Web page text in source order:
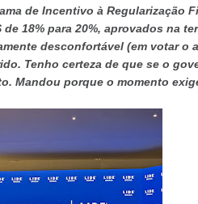
de Incentivo à Regularização
de 18% para 20%, aprovados na
desconfortável (em votar o
Tenho certeza de que se o
Mandou porque o momento